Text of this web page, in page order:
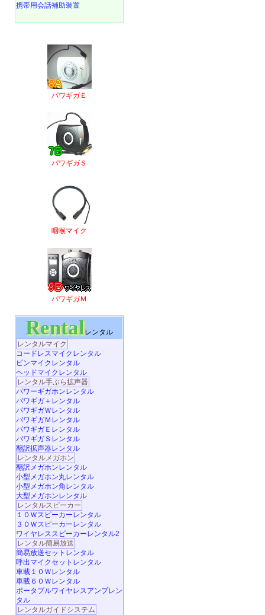
携帯用会話補助装置
パワギガＥ
パワギガＳ
咽喉マイク
パワギガＭ
Rentalレンタル
レンタルマイク
コードレスマイクレンタル
ピンマイクレンタル
ヘッドマイクレンタル
レンタル手ぶら拡声器
パワーギガホンレンタル
パワギガ＋レンタル
パワギガＷレンタル
パワギガＭレンタル
パワギガＥレンタル
パワギガＳレンタル
翻訳拡声器レンタル
レンタルメガホン
翻訳メガホンレンタル
小型メガホン丸レンタル
小型メガホン角レンタル
大型メガホンレンタル
レンタルスピーカー
１０Ｗスピーカーレンタル
３０Ｗスピーカーレンタル
ワイヤレススピーカーレンタル2
レンタル簡易放送
簡易放送セットレンタル
呼出マイクセットレンタル
車載１０Ｗレンタル
車載６０Ｗレンタル
ポータブルワイヤレスアンプレン
タル
レンタルガイドシステム